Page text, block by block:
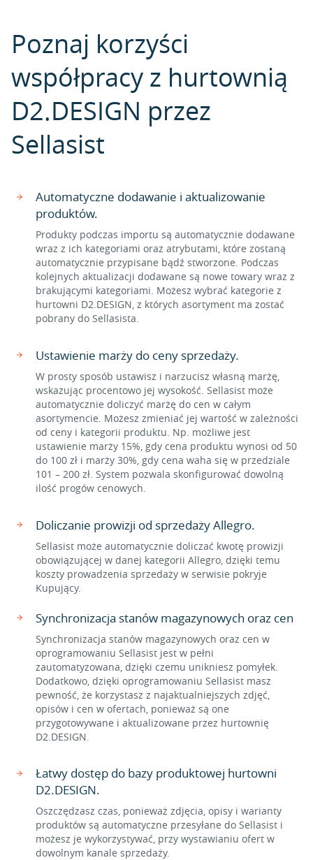
Poznaj korzyści
współpracy z hurtownią
D2.DESIGN przez
Sellasist
Automatyczne dodawanie i aktualizowanie
produktów.
Produkty podczas importu są automatycznie dodawane
wraz z ich kategoriami oraz atrybutami, które zostaną
automatycznie przypisane bądź stworzone. Podczas
kolejnych aktualizacji dodawane są nowe towary wraz z
brakującymi kategoriami. Możesz wybrać kategorie z
hurtowni D2.DESIGN, z których asortyment ma zostać
pobrany do Sellasista.
Ustawienie marży do ceny sprzedaży.
W prosty sposób ustawisz i narzucisz własną marżę,
wskazując procentowo jej wysokość. Sellasist może
automatycznie doliczyć marżę do cen w całym
asortymencie. Możesz zmieniać jej wartość w zależności
od ceny i kategorii produktu. Np. możliwe jest
ustawienie marży 15%, gdy cena produktu wynosi od 50
do 100 zł i marży 30%, gdy cena waha się w przedziale
101 – 200 zł. System pozwala skonfigurować dowolną
ilość progów cenowych.
Doliczanie prowizji od sprzedaży Allegro.
Sellasist może automatycznie doliczać kwotę prowizji
obowiązującej w danej kategorii Allegro, dzięki temu
koszty prowadzenia sprzedaży w serwisie pokryje
Kupujący.
Synchronizacja stanów magazynowych oraz cen
Synchronizacja stanów magazynowych oraz cen w
oprogramowaniu Sellasist jest w pełni
zautomatyzowana, dzięki czemu unikniesz pomyłek.
Dodatkowo, dzięki oprogramowaniu Sellasist masz
pewność, że korzystasz z najaktualniejszych zdjęć,
opisów i cen w ofertach, ponieważ są one
przygotowywane i aktualizowane przez hurtownię
D2.DESIGN.
Łatwy dostęp do bazy produktowej hurtowni
D2.DESIGN.
Oszczędzasz czas, ponieważ zdjęcia, opisy i warianty
produktów są automatyczne przesyłane do Sellasist i
możesz je wykorzystywać, przy wystawianiu ofert w
dowolnym kanale sprzedaży.